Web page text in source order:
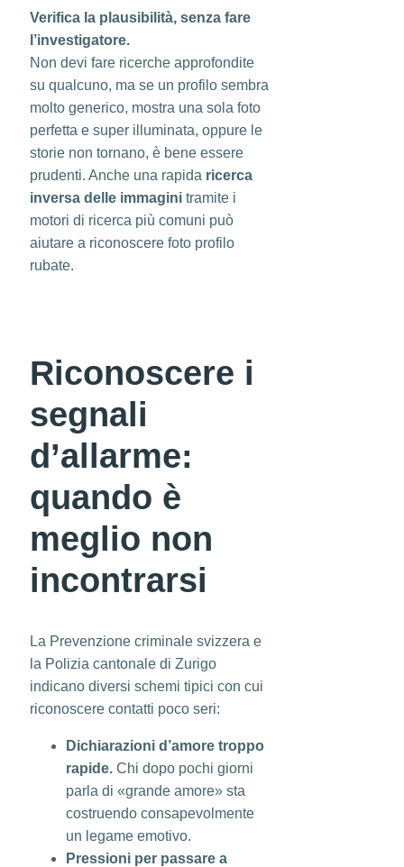
Verifica la plausibilità, senza fare
l’investigatore.
Non devi fare ricerche approfondite
su qualcuno, ma se un profilo sembra
molto generico, mostra una sola foto
perfetta e super illuminata, oppure le
storie non tornano, è bene essere
prudenti. Anche una rapida ricerca
inversa delle immaginitramite i
motori di ricerca più comuni può
aiutare a riconoscere foto profilo
rubate.
Riconoscere i
segnali
d’allarme:
quando è
meglio non
incontrarsi
La Prevenzione criminale svizzera e
la Polizia cantonale di Zurigo
indicano diversi schemi tipici con cui
riconoscere contatti poco seri:
Dichiarazioni d’amore troppo
rapide.Chi dopo pochi giorni
parla di «grande amore» sta
costruendo consapevolmente
un legame emotivo.
Pressioni per passare a